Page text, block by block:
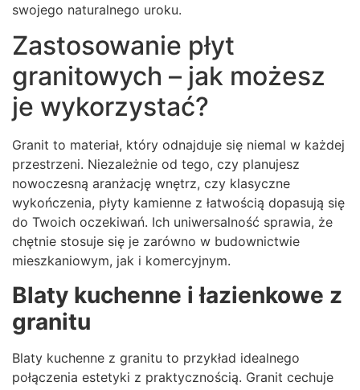
swojego naturalnego uroku.
Zastosowanie płyt
granitowych – jak możesz
je wykorzystać?
Granit to materiał, który odnajduje się niemal w każdej
przestrzeni. Niezależnie od tego, czy planujesz
nowoczesną aranżację wnętrz, czy klasyczne
wykończenia, płyty kamienne z łatwością dopasują się
do Twoich oczekiwań. Ich uniwersalność sprawia, że
chętnie stosuje się je zarówno w budownictwie
mieszkaniowym, jak i komercyjnym.
Blaty kuchenne i łazienkowe z
granitu
Blaty kuchenne z granitu to przykład idealnego
połączenia estetyki z praktycznością. Granit cechuje